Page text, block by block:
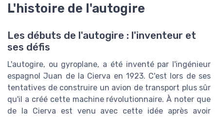
L'histoire de l'autogire
Les débuts de l'autogire : l'inventeur et
ses défis
L'autogire, ou gyroplane, a été inventé par l'ingénieur
espagnol Juan de la Cierva en 1923. C'est lors de ses
tentatives de construire un avion de transport plus sûr
qu'il a créé cette machine révolutionnaire. À noter que
de la Cierva est venu avec cette idée après avoir